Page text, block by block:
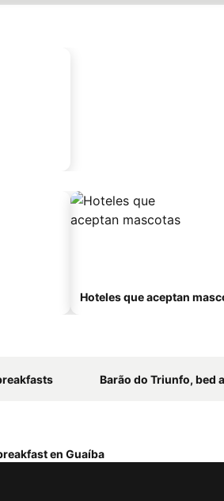
Hoteles que aceptan
Barão do Triunfo, bed and
en Guaíba